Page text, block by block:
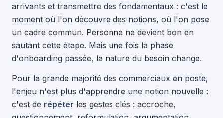
arrivants et transmettre des fondamentaux : c'est le
moment où l'on découvre des notions, où l'on pose
un cadre commun. Personne ne devient bon en
sautant cette étape. Mais une fois la phase
d'onboarding passée, la nature du besoin change.
Pour la grande majorité des commerciaux en poste,
l'enjeu n'est plus d'apprendre une notion nouvelle :
c'est de répéter les gestes clés : accroche,